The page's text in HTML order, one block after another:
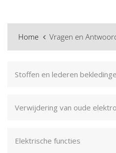
Home Vragen en
Stoffen en lederen
Verwijdering van oude
Elektrische functies